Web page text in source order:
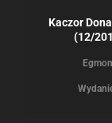
Kaczor
(12/